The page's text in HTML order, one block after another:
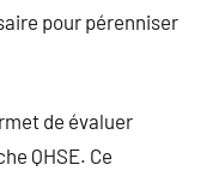
pour pérenniser
de évaluer
QHSE. Ce